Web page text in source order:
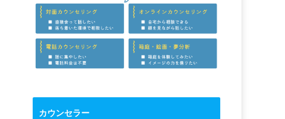
カウンセラー